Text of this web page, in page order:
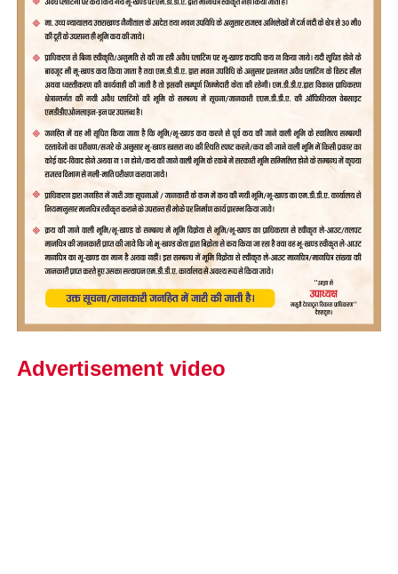
Advertisement video